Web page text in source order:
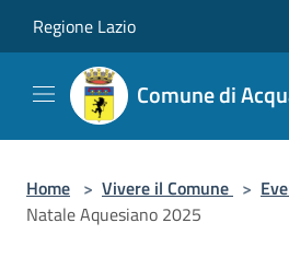
Regione Lazio
Comune di
Home > Vivere il Comune >
Natale Aquesiano 2025